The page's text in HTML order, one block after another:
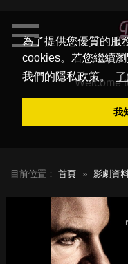
為了提供您優質的服
cookies。若您繼續
我們的隱私政策。
我
Welcome
目前位置： 首頁 影劇資